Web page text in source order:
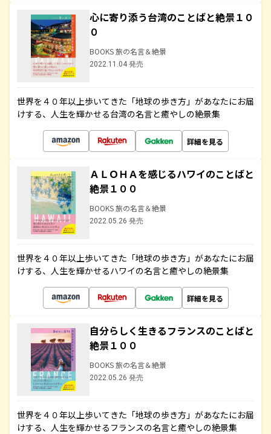
心に寄り添う台湾のことばと絶景１０
０
BOOKS 旅の名言＆絶景
2022.11.04 発売
世界を４０年以上歩いてきた「地球の歩き方」があなたにお届
けする、人生を輝かせる台湾の名言と癒やしの絶景集
詳細を見る
ＡＬＯＨＡを感じるハワイのことばと
絶景１００
BOOKS 旅の名言＆絶景
2022.05.26 発売
世界を４０年以上歩いてきた「地球の歩き方」があなたにお届
けする、人生を輝かせるハワイの名言と癒やしの絶景集
詳細を見る
自分らしく生きるフランスのことばと
絶景１００
BOOKS 旅の名言＆絶景
2022.05.26 発売
世界を４０年以上歩いてきた「地球の歩き方」があなたにお届
けする、人生を輝かせるフランスの名言と癒やしの絶景集